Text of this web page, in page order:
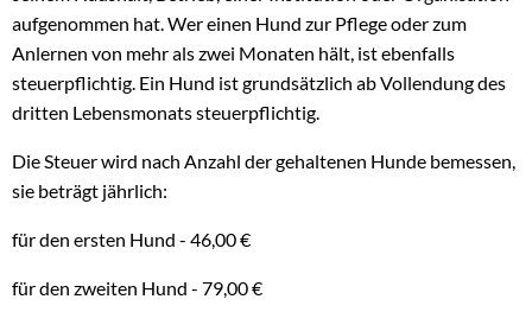
aufgenommen hat. Wer einen Hund zur Pflege oder zum
Anlernen von mehr als zwei Monaten hält, ist ebenfalls
steuerpflichtig. Ein Hund ist grundsätzlich ab Vollendung des
dritten Lebensmonats steuerpflichtig.
Die Steuer wird nach Anzahl der gehaltenen Hunde bemessen,
sie beträgt jährlich:
für den ersten Hund - 46,00 €
für den zweiten Hund - 79,00 €